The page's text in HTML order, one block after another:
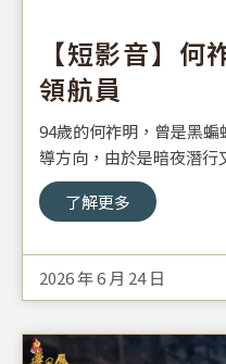
【短影音】
領航員
94歲的何祚明，曾是黑
導方向，由於是暗夜潛行
礙物，更要不停計算目前
分一秒都不得有誤差。
了解更多
2026 年 6 月 24 日